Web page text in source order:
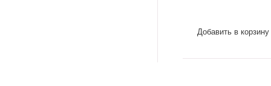
Добавить в корзину